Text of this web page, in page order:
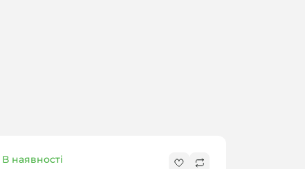
В наявності